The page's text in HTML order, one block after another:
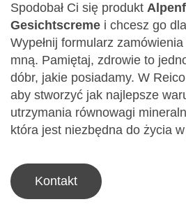
Spodobał Ci się produkt
Gesichtscreme i chcesz go
Wypełnij formularz
mną. Pamiętaj, zdrowie to
dóbr, jakie posiadamy. W
aby stworzyć jak najlepsze
utrzymania równowagi
która jest niezbędna do życia
Kontakt